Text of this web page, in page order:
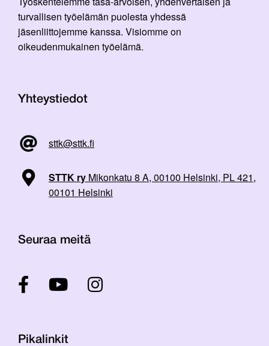
turvallisen työelämän puolesta yhdessä
jäsenliittojemme kanssa. Visiomme on
oikeudenmukainen työelämä.
Yhteystiedot
sttk@sttk.fi
STTK ry Mikonkatu 8 A, 00100 Helsinki, PL 421,
00101 Helsinki
Seuraa meitä
Pikalinkit